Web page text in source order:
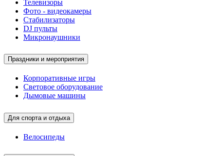
Телевизоры
Фото - видеокамеры
Стабилизаторы
DJ пульты
Микронаушники
Праздники и мероприятия
Корпоративные игры
Световое оборудование
Дымовые машины
Для спорта и отдыха
Велосипеды